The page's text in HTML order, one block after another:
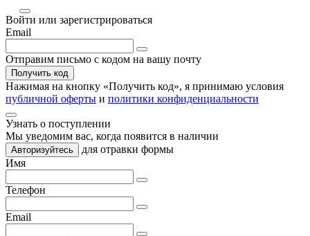
Войти или зарегистрироваться
Email
Отправим письмо с кодом на вашу почту
Получить код
Нажимая на кнопку «Получить код», я принимаю условия
публичной оферты и политики конфиденциальности
Узнать о поступлении
Мы уведомим вас, когда появится в наличии
Авторизуйтесь
для отравки формы
Имя
Телефон
Email